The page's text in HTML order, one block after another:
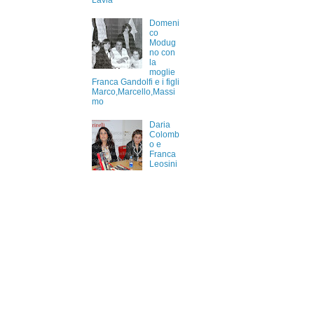
Domeni
co
Modug
no con
la
moglie
Franca Gandolfi e i figli
Marco,Marcello,Massi
mo
Daria
Colomb
o e
Franca
Leosini